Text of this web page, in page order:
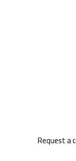
Request a